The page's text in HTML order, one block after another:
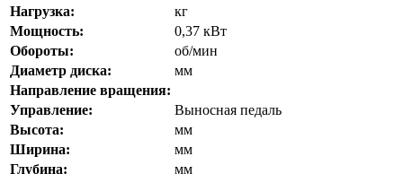
Нагрузка:
кг
Мощность:
0,37 кВт
Обороты:
об/мин
Диаметр диска:
мм
Направление вращения:
Управление:
Выносная педаль
Высота:
мм
Ширина:
мм
Глубина:
мм